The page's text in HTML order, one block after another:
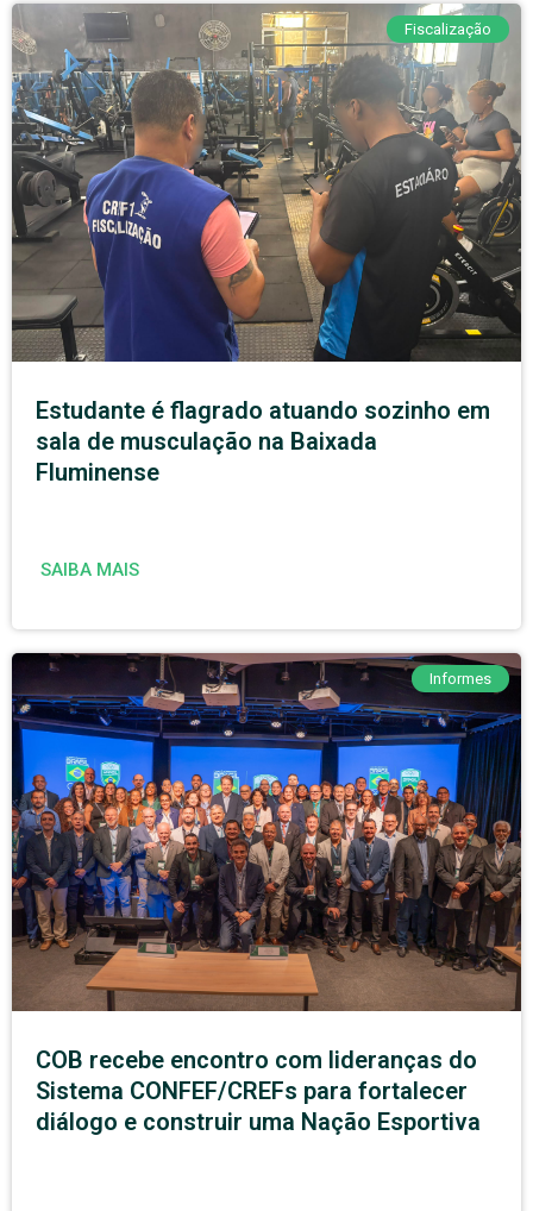
Fiscalização
Estudante é flagrado atuando sozinho em
sala de musculação na Baixada
Fluminense
SAIBA MAIS
Informes
COB recebe encontro com lideranças do
Sistema CONFEF/CREFs para fortalecer
diálogo e construir uma Nação Esportiva